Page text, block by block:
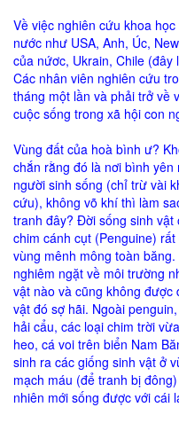
Về việc nghiên cứu khoa
nước như USA, Anh, Úc,
của nứơc, Ukrain, Chile
Các nhân viên nghiên cứu
tháng một lần và phải trở về
cuộc sống trong xã hội con
Vùng đất của hoà bình ư?
chắn rằng đó là nơi bình
người sinh sống (chỉ trừ vài
cứu), không võ khí thì làm
tranh đây? Đời sống sinh
chim cánh cụt (Penguine)
vùng mênh mông toàn
nghiêm ngặt về môi trường
vật nào và cũng không được
vật đó sợ hãi. Ngoài
hải cẩu, các loại chim trời
heo, cá voi trên biển Nam
sinh ra các giống sinh vật ở
mạch máu (để tranh bị
nhiên mới sống được với cái